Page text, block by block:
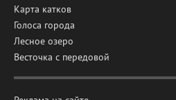
Карта катков
Голоса города
Лесное озеро
Весточка с передовой